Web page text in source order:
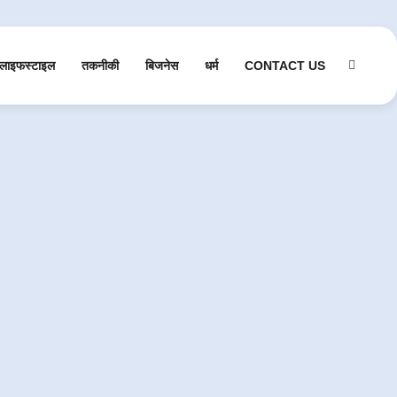
लाइफस्टाइल तकनीकी बिजनेस धर्म CONTACT US